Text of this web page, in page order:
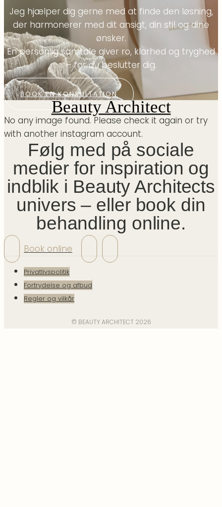
Jeg hjælper dig gerne med at finde den løsning,
der harmonerer med dit ansigt, din stil og dine
ønsker.
En personlig samtale giver ro, klarhed og tryghed
– før du beslutter dig.
BOOK EN KONSULTATION
Beauty Architect
No any image found. Please check it again or try
with another instagram account.
Følg med på sociale
medier for inspiration og
indblik i Beauty Architects
univers – eller book din
behandling online.
Book online
Privatlivspolitik
Fortrydelse og afbud
Regler og vilkår
© BEAUTY ARCHITECT 2026